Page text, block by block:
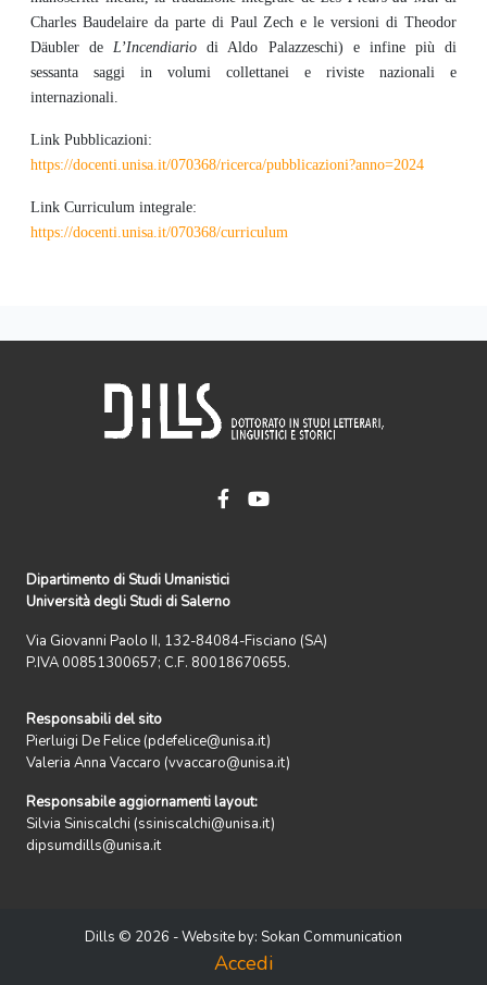
Charles Baudelaire da parte di Paul Zech e le versioni di Theodor
Däubler deL’Incendiario di Aldo Palazzeschi) e infine più di
sessanta saggi in volumi collettanei e riviste nazionali e
internazionali.
Link Pubblicazioni:
https://docenti.unisa.it/070368/ricerca/pubblicazioni?anno=2024
Link Curriculum integrale:
https://docenti.unisa.it/070368/curriculum
Dipartimento di Studi Umanistici
Università degli Studi di Salerno
Via Giovanni Paolo II, 132-84084-Fisciano (SA)
P.IVA 00851300657; C.F. 80018670655.
Responsabili del sito
Pierluigi De Felice (pdefelice@unisa.it)
Valeria Anna Vaccaro (vvaccaro@unisa.it)
Responsabile aggiornamenti layout:
Silvia Siniscalchi (ssiniscalchi@unisa.it)
dipsumdills@unisa.it
Dills © 2026 - Website by: Sokan Communication
Accedi